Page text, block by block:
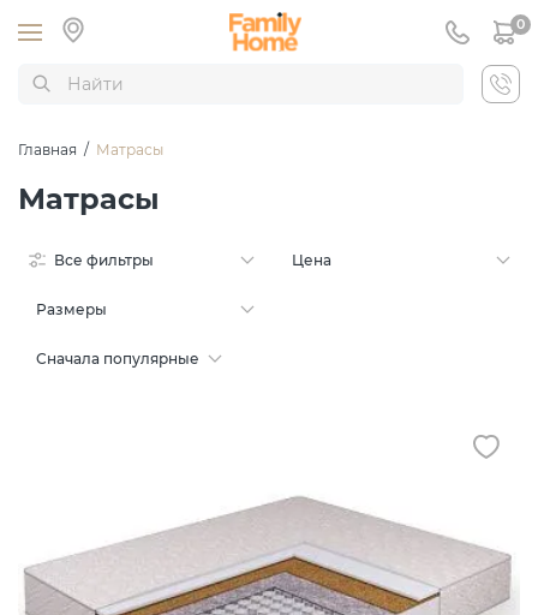
0
Главная / Матрасы
Матрасы
Все фильтры Цена
Размеры
Сначала популярные